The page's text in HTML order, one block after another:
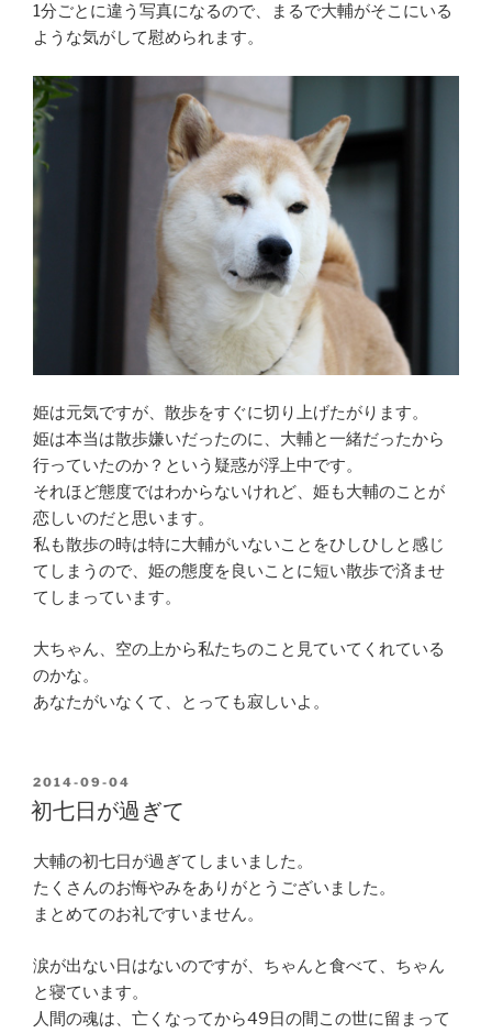
1分ごとに違う写真になるので、まるで大輔がそこにいる
ような気がして慰められます。
姫は元気ですが、散歩をすぐに切り上げたがります。
姫は本当は散歩嫌いだったのに、大輔と一緒だったから
行っていたのか？という疑惑が浮上中です。
それほど態度ではわからないけれど、姫も大輔のことが
恋しいのだと思います。
私も散歩の時は特に大輔がいないことをひしひしと感じ
てしまうので、姫の態度を良いことに短い散歩で済ませ
てしまっています。
大ちゃん、空の上から私たちのこと見ていてくれている
のかな。
あなたがいなくて、とっても寂しいよ。
POSTED
ON
2014-09-04
初七日が過ぎて
大輔の初七日が過ぎてしまいました。
たくさんのお悔やみをありがとうございました。
まとめてのお礼ですいません。
涙が出ない日はないのですが、ちゃんと食べて、ちゃん
と寝ています。
人間の魂は、亡くなってから49日の間この世に留まって